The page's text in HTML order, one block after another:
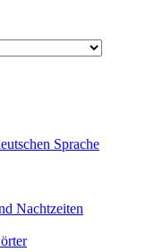
Sprache
Nachtzeiten